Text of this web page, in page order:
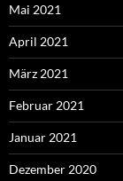
Mai 2021
April 2021
März 2021
Februar 2021
Januar 2021
Dezember 2020